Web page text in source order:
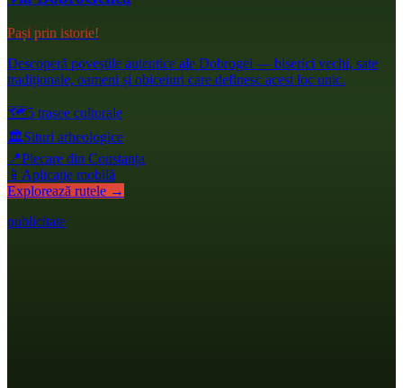
Pași prin istorie!
Descoperă poveștile autentice ale Dobrogei — biserici vechi, sate
tradiționale, oameni și obiceiuri care definesc acest loc unic.
🗺️5 trasee culturale
🏛️Situri arheologice
📍Plecare din Constanța
📱 Aplicație mobilă
Explorează rutele →
publicitate